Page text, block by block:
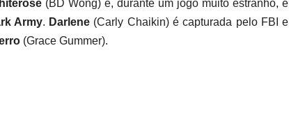
(BD Wong) e, durante um jogo muito estranho, é
Army. Darlene (Carly Chaikin) é capturada pelo FBI e
(Grace Gummer).